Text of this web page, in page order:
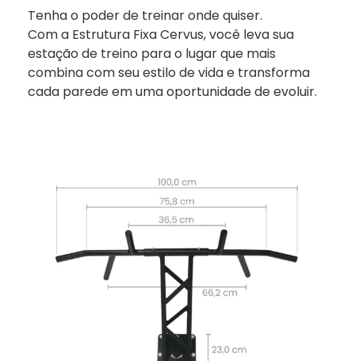
Tenha o poder de treinar onde quiser.
Com a Estrutura Fixa Cervus, você leva sua
estação de treino para o lugar que mais
combina com seu estilo de vida e transforma
cada parede em uma oportunidade de evoluir.